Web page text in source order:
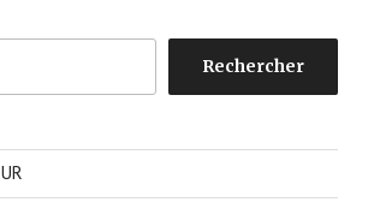
Rechercher